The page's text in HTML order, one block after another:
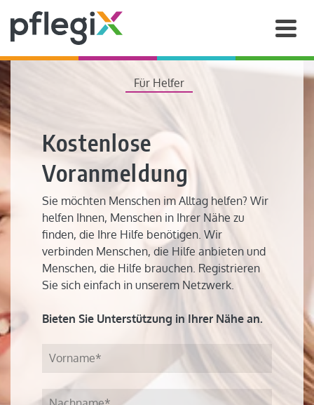
Für Helfer
Kostenlose
Voranmeldung
Sie möchten Menschen im Alltag helfen? Wir
helfen Ihnen, Menschen in Ihrer Nähe zu
finden, die Ihre Hilfe benötigen. Wir
verbinden Menschen, die Hilfe anbieten und
Menschen, die Hilfe brauchen. Registrieren
Sie sich einfach in unserem Netzwerk.
Bieten Sie Unterstützung in Ihrer Nähe an.